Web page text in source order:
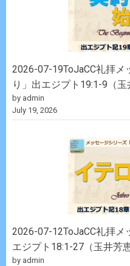
2026-07-19ToJaCC礼拝メ
り」出エジプト19:1-9（玉
by admin
July 19, 2026
2026-07-12ToJaCC礼拝メ
エジプト18:1-27（玉井芳恵
by admin